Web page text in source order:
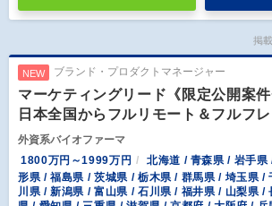
掲
NEW ブランド・プロダクトマネージャー
マーケティングリード《限定公開案
日本全国からフルリモート＆フルフレ
外資系バイオファーマ
1800万円～1999万円
北海道 / 青森県 / 岩手
形県 / 福島県 / 茨城県 / 栃木県 / 群馬県 / 埼玉県 /
川県 / 新潟県 / 富山県 / 石川県 / 福井県 / 山梨県 /